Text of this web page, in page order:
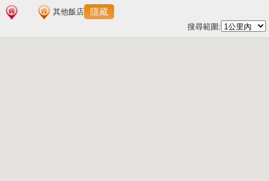
其他飯店 隱藏
搜尋範圍: